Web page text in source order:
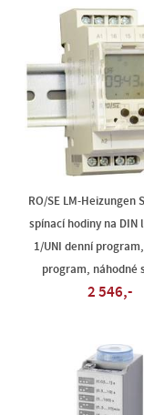
RO/SE LM-Heizungen
spínací hodiny na DIN
1/UNI denní
program, náhodné
2 546,-